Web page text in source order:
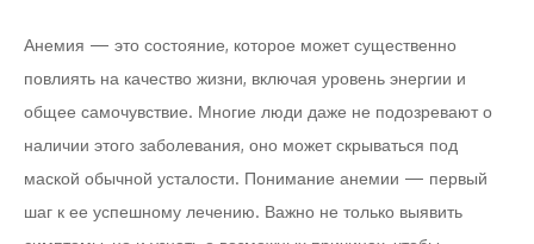
Анемия — это состояние, которое может существенно
повлиять на качество жизни, включая уровень энергии и
общее самочувствие. Многие люди даже не подозревают о
наличии этого заболевания, оно может скрываться под
маской обычной усталости. Понимание анемии — первый
шаг к ее успешному лечению. Важно не только выявить